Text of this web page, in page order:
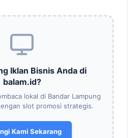
Iklan Bisnis Anda di
balam.id?
lokal di Bandar Lampung
slot promosi strategis.
Kami Sekarang